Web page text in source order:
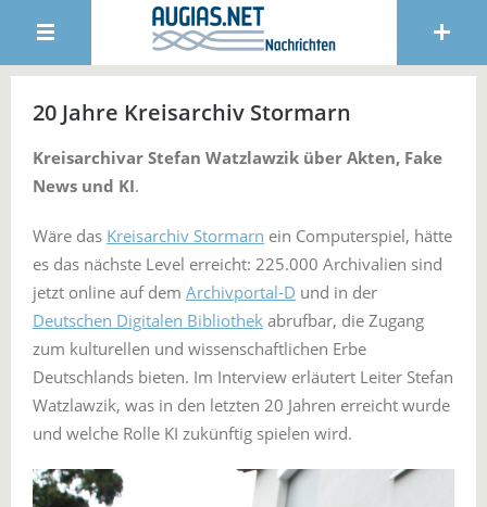
20 Jahre Kreisarchiv Stormarn
Kreisarchivar Stefan Watzlawzik über Akten, Fake
News und KI.
Wäre das Kreisarchiv Stormarn ein Computerspiel, hätte
es das nächste Level erreicht: 225.000 Archivalien sind
jetzt online auf dem Archivportal-D und in der
Deutschen Digitalen Bibliothek abrufbar, die Zugang
zum kulturellen und wissenschaftlichen Erbe
Deutschlands bieten. Im Interview erläutert Leiter Stefan
Watzlawzik, was in den letzten 20 Jahren erreicht wurde
und welche Rolle KI zukünftig spielen wird.